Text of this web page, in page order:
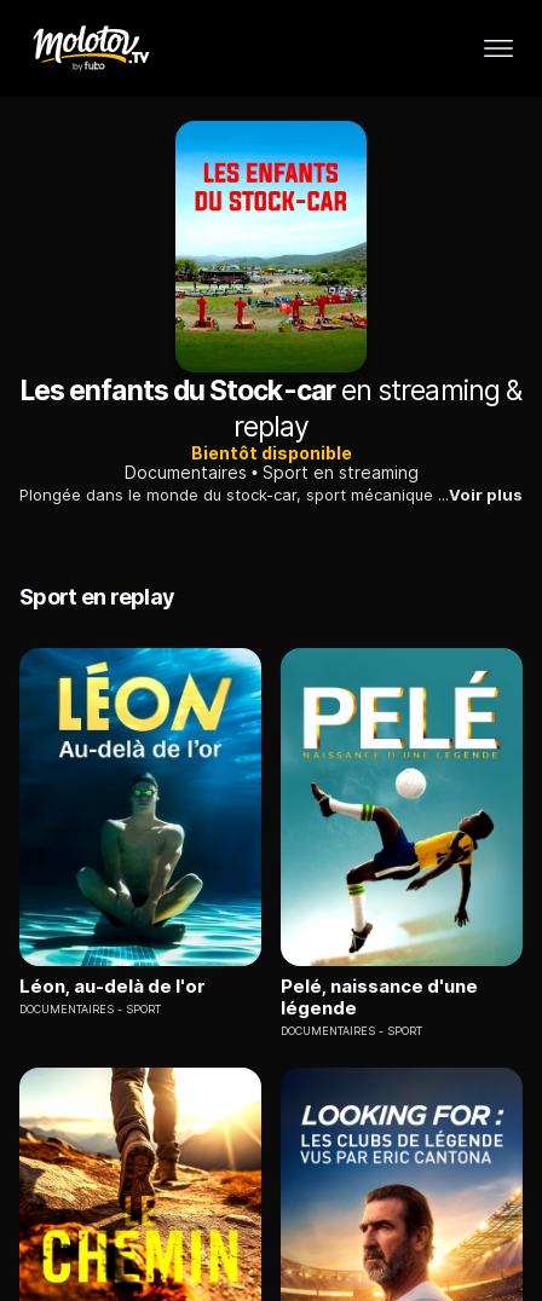
Les enfants du Stock-caren streaming &
replay
Bientôt disponible
Documentaires
Sport en streaming
Plongée dans le monde du stock-car, sport mécanique importé des USA qui rassemble des milliers de passionnés dans les campagnes de France. Mais la pression environnementale pourrait bientôt avoir raison de cette activité typiquement rurale et largement ignorée des médias et des métropoles.Voir plus
Sport en replay
Léon, au-delà de l'or
DOCUMENTAIRES SPORT
Pelé, naissance d'une
légende
DOCUMENTAIRES SPORT